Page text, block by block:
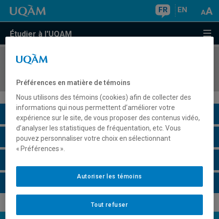
FR EN
Étudier à l'UQAM
COURS//
Description du cours
Horaire - Été 2026
Préférences en matière de témoins
Nous utilisons des témoins (cookies) afin de collecter des
informations qui nous permettent d’améliorer votre
expérience sur le site, de vous proposer des contenus vidéo,
d’analyser les statistiques de fréquentation, etc. Vous
pouvez personnaliser votre choix en sélectionnant
« Préférences ».
Tout refuser
Autoriser les témoins